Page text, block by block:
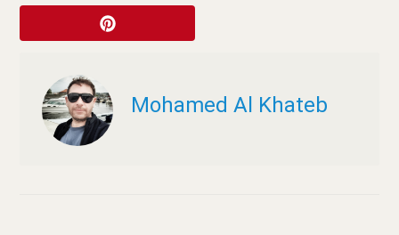
Mohamed Al Khateb